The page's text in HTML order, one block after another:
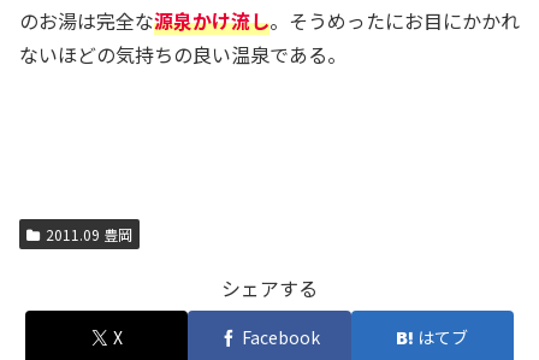
のお湯は完全な源泉かけ流し。そうめったにお目にかかれ
ないほどの気持ちの良い温泉である。
2011.09 豊岡
シェアする
X Facebook はてブ